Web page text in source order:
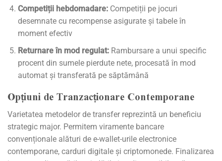
Competiții hebdomadare:Competiții pe jocuri
desemnate cu recompense asigurate și tabele în
moment efectiv
Returnare în mod regulat:Rambursare a unui specific
procent din sumele pierdute nete, procesată în mod
automat și transferată pe săptămână
Opțiuni de Tranzacționare Contemporane
Varietatea metodelor de transfer reprezintă un beneficiu
strategic major. Permitem viramente bancare
convenționale alături de e-wallet-urile electronice
contemporane, carduri digitale și criptomonede. Finalizarea